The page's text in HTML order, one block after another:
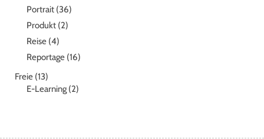
Portrait (36)
Produkt (2)
Reise (4)
Reportage (16)
Freie (13)
E-Learning (2)